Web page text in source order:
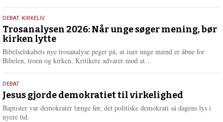
e
2.
juni
2026
DEBAT, KIRKELIV
Trosanalysen 2026: Når unge søger mening, bør
kirken lytte
Bibelselskabets nye trosanalyse peger på, at især unge mænd er åbne for
Bibelen, troen og kirken. Kritikere advarer mod at…
e
e
18.
maj
2026
DEBAT
Jesus gjorde demokratiet til virkelighed
Baptister var demokrater længe før, det politiske demokrati så dagens lys i
nyere tid.